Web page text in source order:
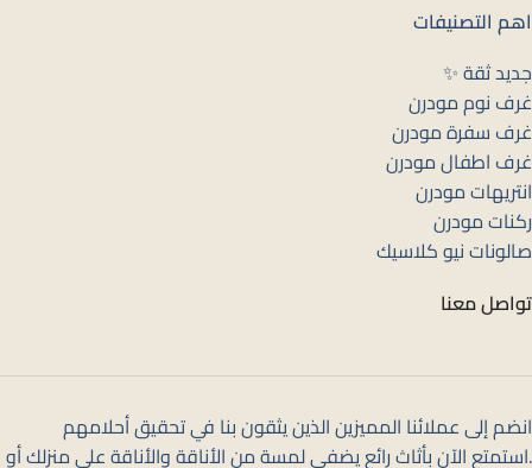
اهم التصنيفات
جديد ثقة ✨
غرف نوم مودرن
غرف سفرة مودرن
غرف اطفال مودرن
انتريهات مودرن
ركنات مودرن
صالونات نيو كلاسيك
تواصل معنا
انضم إلى عملائنا المميزين الذين يثقون بنا في تحقيق أحلامهم
.استمتع الآن بأثاث رائع يضفي لمسة من الأناقة والأناقة على منزلك أو